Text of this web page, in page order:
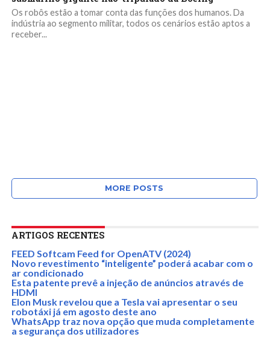
Os robôs estão a tomar conta das funções dos humanos. Da
indústria ao segmento militar, todos os cenários estão aptos a
receber...
MORE POSTS
ARTIGOS RECENTES
FEED Softcam Feed for OpenATV (2024)
Novo revestimento “inteligente” poderá acabar com o
ar condicionado
Esta patente prevê a injeção de anúncios através de
HDMI
Elon Musk revelou que a Tesla vai apresentar o seu
robotáxi já em agosto deste ano
WhatsApp traz nova opção que muda completamente
a segurança dos utilizadores